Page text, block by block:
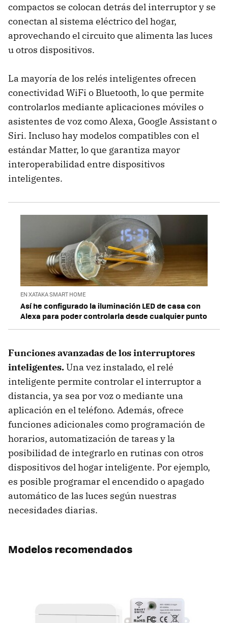
compactos se colocan detrás del interruptor y se
conectan al sistema eléctrico del hogar,
aprovechando el circuito que alimenta las luces
u otros dispositivos.
La mayoría de los relés inteligentes ofrecen
conectividad WiFi o Bluetooth, lo que permite
controlarlos mediante aplicaciones móviles o
asistentes de voz como Alexa, Google Assistant o
Siri. Incluso hay modelos compatibles con el
estándar Matter, lo que garantiza mayor
interoperabilidad entre dispositivos
inteligentes.
EN XATAKA SMART HOME
Así he configurado la iluminación LED de casa con
Alexa para poder controlarla desde cualquier punto
Funciones avanzadas de los interruptores
inteligentes.Una vez instalado, el relé
inteligente permite controlar el interruptor a
distancia, ya sea por voz o mediante una
aplicación en el teléfono. Además, ofrece
funciones adicionales como programación de
horarios, automatización de tareas y la
posibilidad de integrarlo en rutinas con otros
dispositivos del hogar inteligente. Por ejemplo,
es posible programar el encendido o apagado
automático de las luces según nuestras
necesidades diarias.
Modelos recomendados